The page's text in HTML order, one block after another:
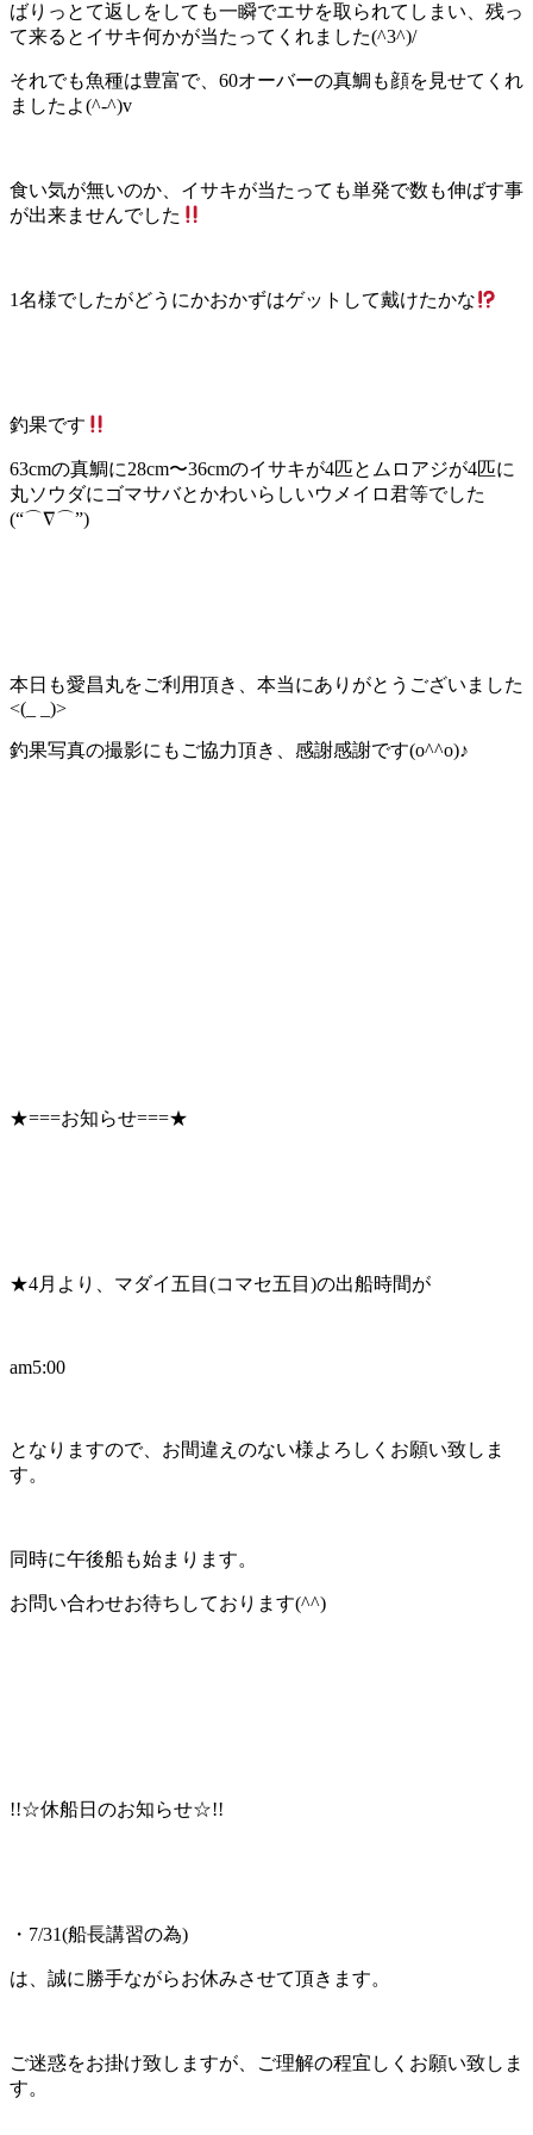
ばりっとて返しをしても一瞬でエサを取られてしまい、残っ
て来るとイサキ何かが当たってくれました(^3^)/
それでも魚種は豊富で、60オーバーの真鯛も顔を見せてくれ
ましたよ(^-^)v
食い気が無いのか、イサキが当たっても単発で数も伸ばす事
が出来ませんでした
1名様でしたがどうにかおかずはゲットして戴けたかな
釣果です
63cmの真鯛に28cm〜36cmのイサキが4匹とムロアジが4匹に
丸ソウダにゴマサバとかわいらしいウメイロ君等でした
(“⌒∇⌒”)
本日も愛昌丸をご利用頂き、本当にありがとうございました
<(_ _)>
釣果写真の撮影にもご協力頂き、感謝感謝です(o^^o)♪
★===お知らせ===★
★4月より、マダイ五目(コマセ五目)の出船時間が
am5:00
となりますので、お間違えのない様よろしくお願い致しま
す。
同時に午後船も始まります。
お問い合わせお待ちしております(^^)
!!☆休船日のお知らせ☆!!
・7/31(船長講習の為)
は、誠に勝手ながらお休みさせて頂きます。
ご迷惑をお掛け致しますが、ご理解の程宜しくお願い致しま
す。